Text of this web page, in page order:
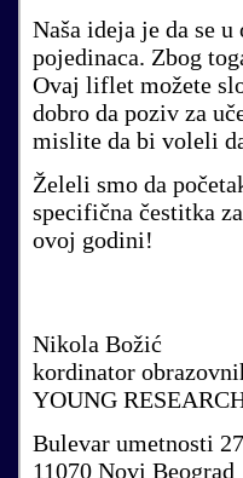
Naša ideja je da se
pojedinaca. Zbog
Ovaj liflet možete
dobro da poziv za uč
mislite da bi voleli
Želeli smo da poč
specifična čestitka
ovoj godini!
Nikola Božić
kordinator
YOUNG
Bulevar umetnosti 27
11070 Novi Beograd